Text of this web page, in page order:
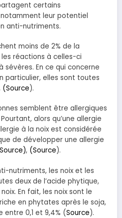
certains
leur potentiel
anti-nutriments.
moins de 2% de la
réactions à celles-ci
En ce qui concerne
particulier, elles sont toutes
(Source).
semblent être allergiques
alors qu’une allergie
à la noix est considérée
de développer une allergie
Source), (Source).
nutriments, les noix et les
deux de l’acide phytique,
En fait, les noix sont le
en phytates après le soja,
entre 0,1 et 9,4% (Source).